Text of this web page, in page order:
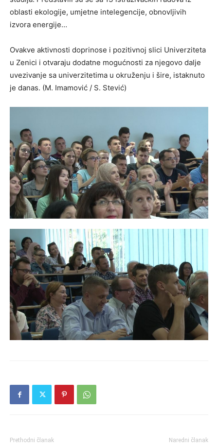
oblasti ekologije, umjetne intelegencije, obnovljivih
izvora energije…
Ovakve aktivnosti doprinose i pozitivnoj slici Univerziteta
u Zenici i otvaraju dodatne mogućnosti za njegovo dalje
uvezivanje sa univerzitetima u okruženju i šire, istaknuto
je danas. (M. Imamović / S. Stević)
Prethodni članak Naredni članak